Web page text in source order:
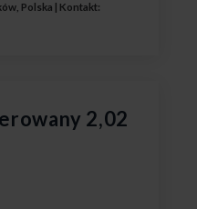
Polska | Kontakt:
2,02